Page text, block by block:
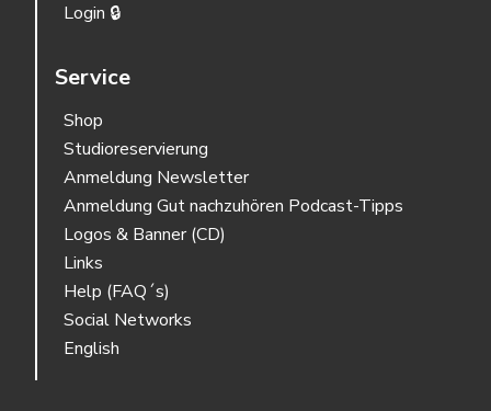
Login 🔒
Service
Shop
Studioreservierung
Anmeldung Newsletter
Anmeldung Gut nachzuhören Podcast-Tipps
Logos & Banner (CD)
Links
Help (FAQ´s)
Social Networks
English